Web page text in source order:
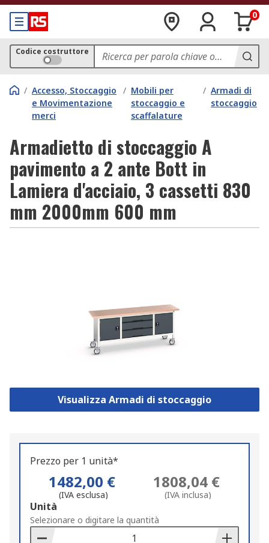
0
Codice costruttore
/ Accesso, Stoccaggio
e Movimentazione
merci
/ Mobili per
stoccaggio e
scaffalature
/ Armadi di
stoccaggio
Armadietto di stoccaggio A
pavimento a 2 ante Bott in
Lamiera d'acciaio, 3 cassetti 830
mm 2000mm 600 mm
Visualizza Armadi di stoccaggio
Prezzo per 1 unità*
1482,00 €
(IVA esclusa)
1808,04 €
(IVA inclusa)
Add
to
Basket
Unità
Selezionare o digitare la quantità